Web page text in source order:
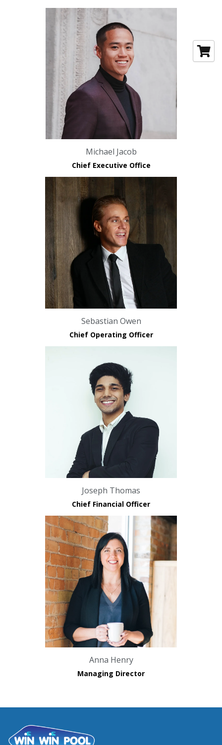
Michael Jacob
Chief Executive Office
Sebastian Owen
Chief Operating Officer
Joseph Thomas
Chief Financial Officer
Anna Henry
Managing Director